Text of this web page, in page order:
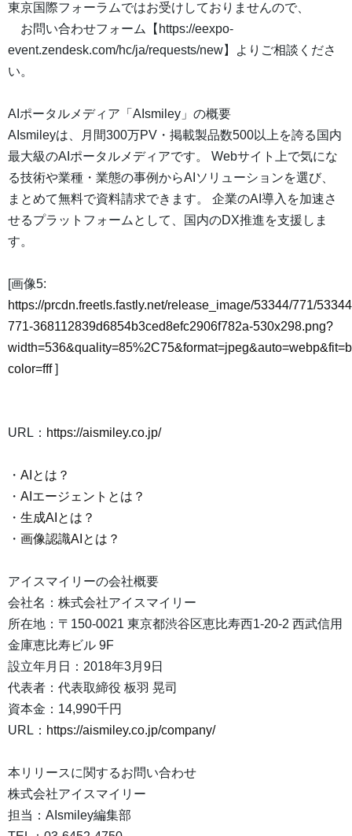
東京国際フォーラムではお受けしておりませんので、
お問い合わせフォーム【https://eexpo-
event.zendesk.com/hc/ja/requests/new】よりご相談くださ
い。
AIポータルメディア「AIsmiley」の概要
AIsmileyは、月間300万PV・掲載製品数500以上を誇る国内
最大級のAIポータルメディアです。 Webサイト上で気にな
る技術や業種・業態の事例からAIソリューションを選び、
まとめて無料で資料請求できます。 企業のAI導入を加速さ
せるプラットフォームとして、国内のDX推進を支援しま
す。
[画像5:
https://prcdn.freetls.fastly.net/release_image/53344/771/
771-368112839d6854b3ced8efc2906f782a-530x298.png?
color=fff]
URL： https://aismiley.co.jp/
・ AIとは？
・ AIエージェントとは？
・ 生成AIとは？
・ 画像認識AIとは？
アイスマイリーの会社概要
会社名：株式会社アイスマイリー
所在地：〒150-0021 東京都渋谷区恵比寿西1-20-2 西武信用
金庫恵比寿ビル 9F
設立年月日：2018年3月9日
代表者：代表取締役 板羽 晃司
資本金：14,990千円
URL： https://aismiley.co.jp/company/
本リリースに関するお問い合わせ
株式会社アイスマイリー
担当：AIsmiley編集部